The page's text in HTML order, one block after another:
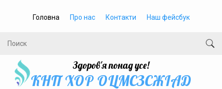
Головна Про нас Контакти Наш фейсбук
Здоров'я понад усе!
КНП ХОР ОЦМСЗСЖIАД